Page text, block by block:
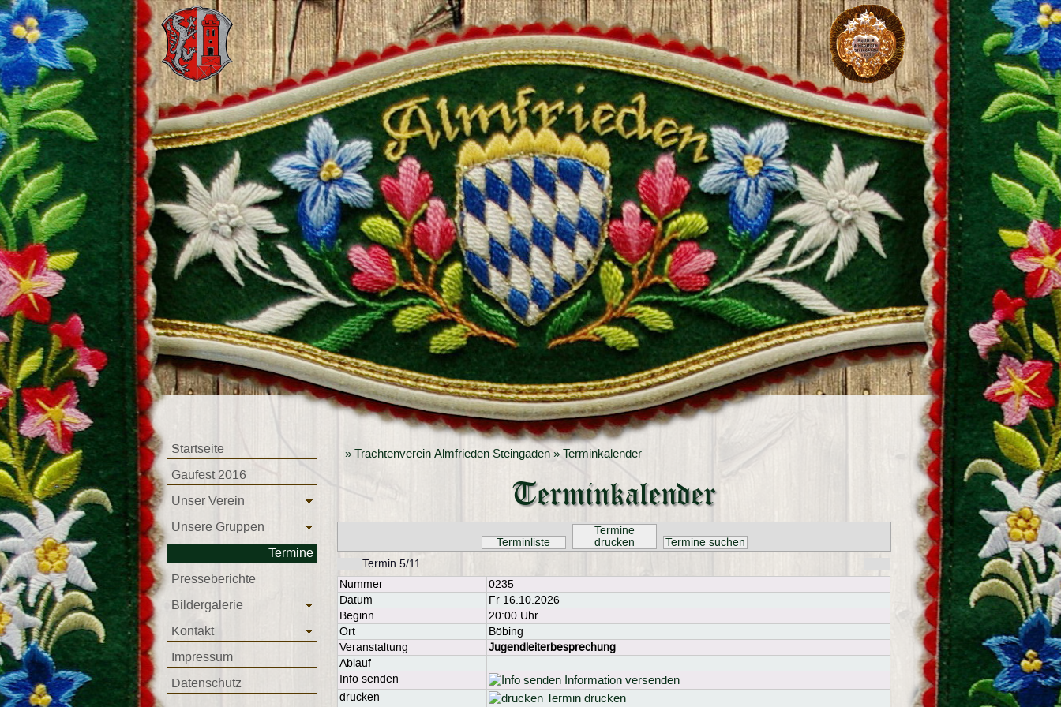
Startseite
Gaufest 2016
Unser Verein
Unsere Gruppen
Termine
Presseberichte
Bildergalerie
Kontakt
Impressum
Datenschutz
» Trachtenverein Almfrieden Steingaden » Terminkalender
Terminkalender
Terminliste
Termine
drucken
Termine suchen
Termin 5/11
Nummer
0235
Datum
Fr 16.10.2026
Beginn
20:00 Uhr
Ort
Böbing
Veranstaltung
Jugendleiterbesprechung
Ablauf
Info senden
Information versenden
drucken Termin drucken